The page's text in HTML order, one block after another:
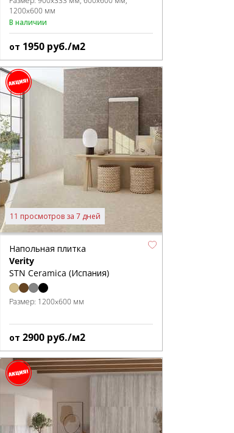
1200x600 мм
В наличии
от 1950 руб./м2
11 просмотров за 7 дней
Напольная плитка
Verity
STN Ceramica (Испания)
Размер: 1200x600 мм
от 2900 руб./м2